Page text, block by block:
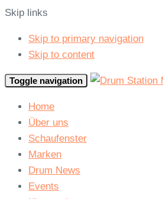
Skip links
Skip to primary navigation
Skip to content
Toggle navigation
Home
Über uns
Schaufenster
Marken
Drum News
Events